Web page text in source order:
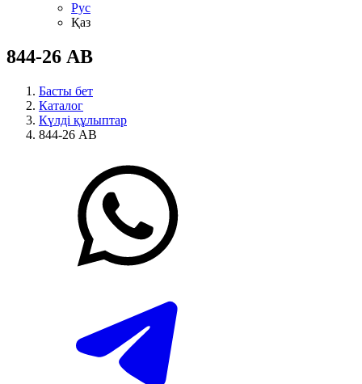
Рус
Қаз
844-26 АВ
Басты бет
Каталог
Күлді құлыптар
844-26 АВ